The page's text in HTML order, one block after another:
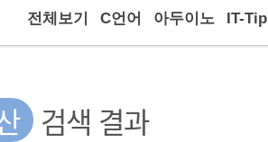
전체보기 C언어 아두이노 IT-Tip
검색 결과